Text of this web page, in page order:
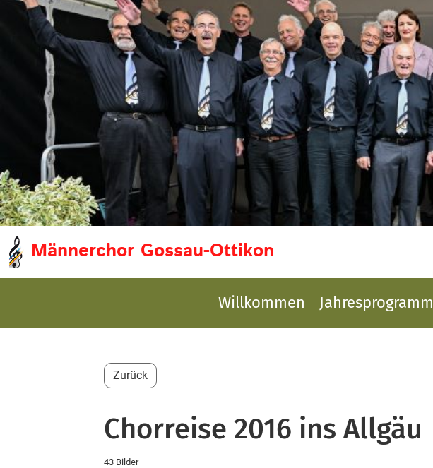
Männerchor Gossau-Ottikon
Willkommen Jahresprogramm
Zurück
Chorreise 2016 ins Allgäu
43 Bilder